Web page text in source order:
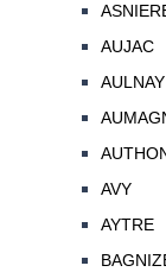
AUJAC
AULNAY
AVY
AYTRE